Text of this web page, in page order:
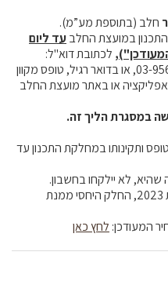
חלב (בתוספת מע”מ).
במועצת החלבעד ליום
לכתובת דוא"ל:
, בפקס: 03-9564766, או בדואר רגיל, טופס מקוון
או באתר מועצת החלב
במסגרת הליך זה.
ותקינותו במחלקת התכנון עד
לא יילקחו בחשבון.
תוספת מכסה לפי הליך זה, תהא לשנת 2023, החלק היחסי ממנת
המעודכן: לחץ כאן